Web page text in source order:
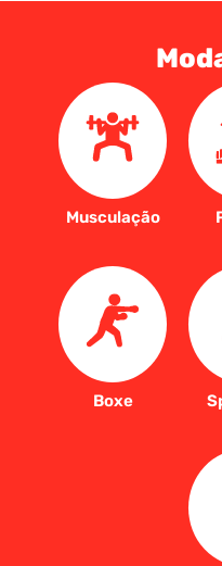
Musculação
Boxe